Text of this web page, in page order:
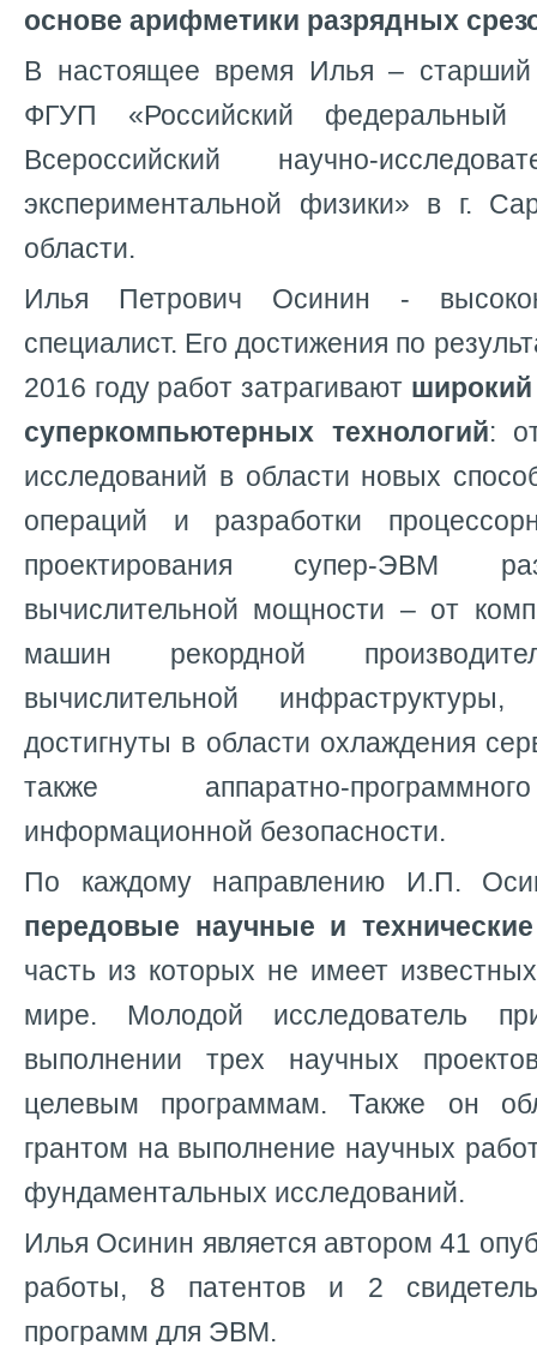
основе арифметики разрядных
В настоящее время Илья – старший
ФГУП «Российский
Всероссийский научно-
экспериментальной физики» в г.
области.
Илья Петрович Осинин -
специалист. Его достижения по
2016 году работ затрагивают широкий
суперкомпьютерных технологий:
исследований в области новых
операций и разработки
проектирования супер-ЭВМ
вычислительной мощности – от
машин рекордной
вычислительной
достигнуты в области охлаждения
также аппаратно-
информационной безопасности.
По каждому направлению И.П.
передовые научные и
часть из которых не имеет
мире. Молодой исследователь
выполнении трех научных
целевым программам. Также он
грантом на выполнение научных
фундаментальных исследований.
Илья Осинин является автором 41
работы, 8 патентов и 2
программ для ЭВМ.